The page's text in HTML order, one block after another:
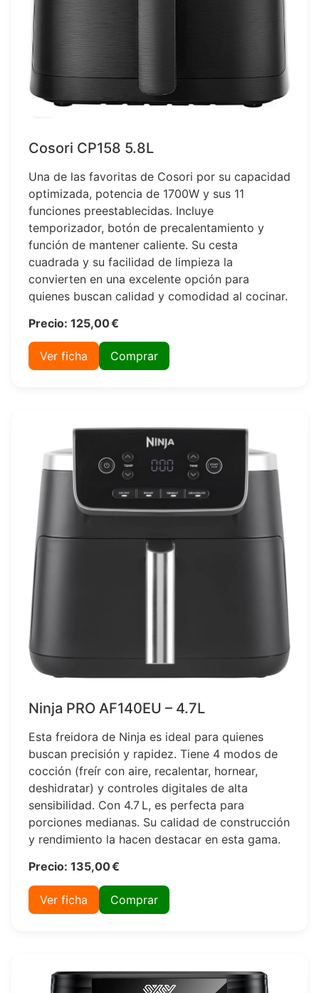
Cosori CP158 5.8L
Una de las favoritas de Cosori por su capacidad
optimizada, potencia de 1700W y sus 11
funciones preestablecidas. Incluye
temporizador, botón de precalentamiento y
función de mantener caliente. Su cesta
cuadrada y su facilidad de limpieza la
convierten en una excelente opción para
quienes buscan calidad y comodidad al cocinar.
Precio: 125,00 €
Ver ficha Comprar
Ninja PRO AF140EU – 4.7L
Esta freidora de Ninja es ideal para quienes
buscan precisión y rapidez. Tiene 4 modos de
cocción (freír con aire, recalentar, hornear,
deshidratar) y controles digitales de alta
sensibilidad. Con 4.7 L, es perfecta para
porciones medianas. Su calidad de construcción
y rendimiento la hacen destacar en esta gama.
Precio: 135,00 €
Ver ficha Comprar